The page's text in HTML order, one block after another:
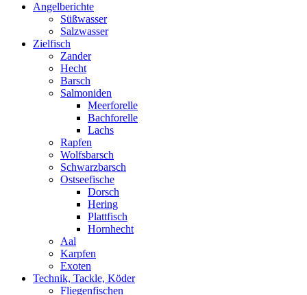
Angelberichte
Süßwasser
Salzwasser
Zielfisch
Zander
Hecht
Barsch
Salmoniden
Meerforelle
Bachforelle
Lachs
Rapfen
Wolfsbarsch
Schwarzbarsch
Ostseefische
Dorsch
Hering
Plattfisch
Hornhecht
Aal
Karpfen
Exoten
Technik, Tackle, Köder
Fliegenfischen